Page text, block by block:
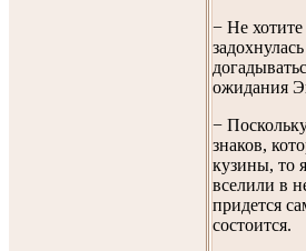
− Не хотите
ожидания
−
знаков,
кузины, то
вселили в
придется
состоится.